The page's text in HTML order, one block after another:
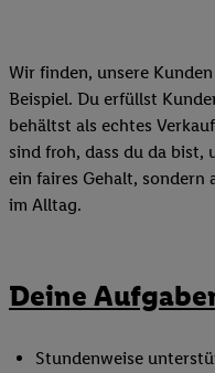
Wir finden, unsere
Beispiel. Du erfüllst
behältst als echtes
sind froh, dass du da bist,
ein faires Gehalt,
im Alltag.
Deine
Stundenweise